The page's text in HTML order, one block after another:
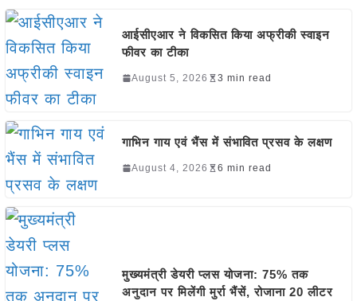
आईसीएआर ने विकसित किया अफ्रीकी स्वाइन
फीवर का टीका
August 5, 2026 3 min read
गाभिन गाय एवं भैंस में संभावित प्रसव के लक्षण
August 4, 2026 6 min read
मुख्यमंत्री डेयरी प्लस योजना: 75% तक
अनुदान पर मिलेंगी मुर्रा भैंसें, रोजाना 20 लीटर